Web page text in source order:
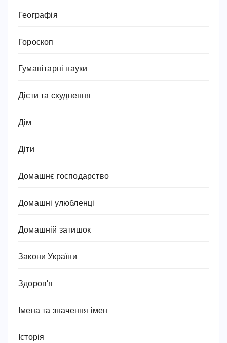
Географія
Гороскоп
Гуманітарні науки
Дієти та схуднення
Дім
Діти
Домашнє господарство
Домашні улюбленці
Домашній затишок
Закони України
Здоров'я
Імена та значення імен
Історія